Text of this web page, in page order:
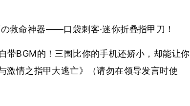
救命神器——口袋刺客·迷你折叠指甲刀！
带BGM的！三围比你的手机还娇小，却能让你
激情之指甲大逃亡》（请勿在领导发言时使